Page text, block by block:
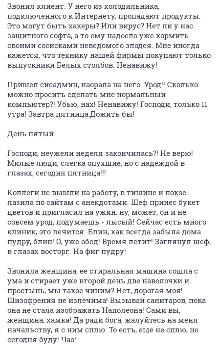
Звонил клиент. У него из холодильника,
подключенного к Интернету, пропадают продукты.
Это могут быть хакеры? Или вирус? Нет ли у нас
защитного софта, а то ему надоело уже кормить
своими сосисками неведомого злодея. Мне иногда
кажется, что технику нашей фирмы покупают только
выпускники Белых столбов. Ненавижу!
Пришел сисадмин, наорала на него. Урод!! Сколько
можно просить сделать мне нормальный
компьютер?! Убью, нах! Ненавижу! Господи, только 11
утра! Завтра пятница:Дожить бы!
День пятый.
Господи, неужели неделя закончилась?! Не верю!
Милые люди, слегка опухшие, но с надеждой в
глазах, сегодня пятница!!!
Коллеги не вышли на работу, в тишине и покое
лазила по сайтам с анекдотами. Шеф принес букет
цветов и пригласил на ужин: ну, может, он и не
совсем урод, подумаешь - лысый! Сейчас есть много
клиник, это лечится. Блин, как всегда забыла дома
пудру, блин! О, уже обед! Время летит! Заглянул шеф,
в глазах восторг. На фиг пудру!
Звонила женщина, ее стиральная машина сошла с
ума и стирает уже второй день две наволочки и
простынь, мы такое чиним? Нет, дорогая моя!
Шизофрения не излечима! Вызывай санитаров, пока
она не стала изображать Наполеона! Сами вы,
женщина, хамка! Да ради бога, жалуйтесь на меня
начальству, я с ним сплю. То есть, еще не сплю, но
сегодня буду! Чао!